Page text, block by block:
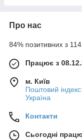
Про нас
84% позитивних з 114
Працює з
м. Київ
Поштовий
Україна
Контакти
Сьогодні